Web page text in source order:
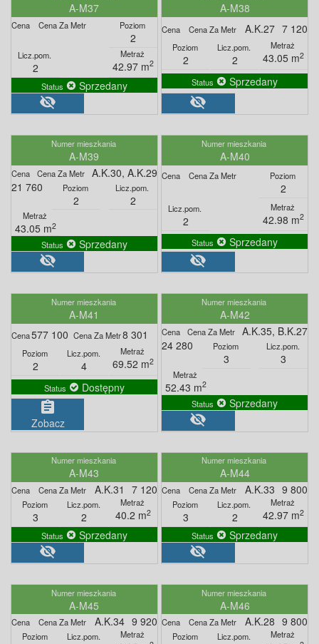
A-M37
42.97 m2
2
2
visibility_off
Sprzedany
A-M38
43.05 m2
2 2
A.K.27 7 120
visibility_off
Sprzedany
A-M39
43.05 m2
2 2
A.K.30, A.K.29
21 760
visibility_off
Sprzedany
A-M40
42.98 m2
2
2
visibility_off
Sprzedany
A-M41
69.52 m2
577 100 8 301
2 4
assignment
Zobacz
Dostępny
A-M42
52.43 m2
3 3
A.K.35, B.K.27
24 280
visibility_off
Sprzedany
A-M43
40.2 m2
3 2
A.K.31 7 120
visibility_off
Sprzedany
A-M44
42.97 m2
3 2
A.K.33 9 800
visibility_off
Sprzedany
A-M45
A.K.34 9 920
A-M46
A.K.28 9 800